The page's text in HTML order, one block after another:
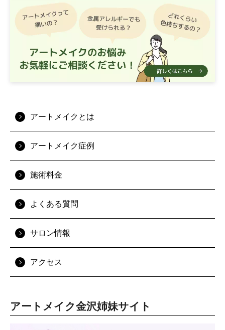
アートメイクとは
アートメイク症例
施術料金
よくある質問
サロン情報
アクセス
アートメイク金沢姉妹サイト